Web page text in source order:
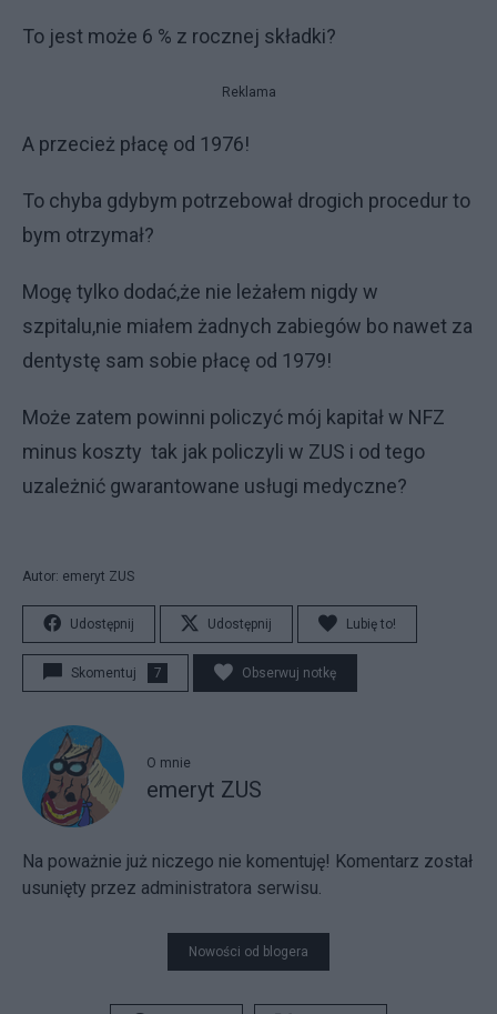
To jest może 6 % z rocznej składki?
Reklama
A przecież płacę od 1976!
To chyba gdybym potrzebował drogich procedur to
bym otrzymał?
Mogę tylko dodać,że nie leżałem nigdy w
szpitalu,nie miałem żadnych zabiegów bo nawet za
dentystę sam sobie płacę od 1979!
Może zatem powinni policzyć mój kapitał w NFZ
minus koszty tak jak policzyli w ZUS i od tego
uzależnić gwarantowane usługi medyczne?
Autor: emeryt ZUS
Udostępnij Udostępnij Lubię to!
Skomentuj 7 Obserwuj notkę
O mnie
emeryt ZUS
Na poważnie już niczego nie komentuję! Komentarz został
usunięty przez administratora serwisu.
Nowości od blogera